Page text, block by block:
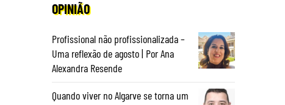
OPINIÃO
Profissional não profissionalizada –
Uma reflexão de agosto | Por Ana
Alexandra Resende
Quando viver no Algarve se torna um